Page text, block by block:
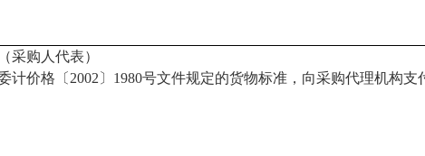
采购人代表）
计价格〔 2002〕1980号文件规定的货物标准，向采购代理机构